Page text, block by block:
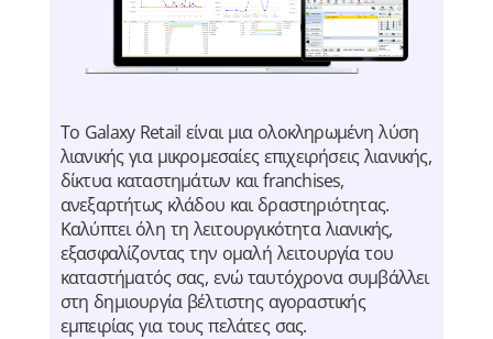
Το Galaxy Retail είναι μια ολοκληρωμένη λύση
λιανικής για μικρομεσαίες επιχειρήσεις λιανικής,
δίκτυα καταστημάτων και franchises,
ανεξαρτήτως κλάδου και δραστηριότητας.
Καλύπτει όλη τη λειτουργικότητα λιανικής,
εξασφαλίζοντας την ομαλή λειτουργία του
καταστήματός σας, ενώ ταυτόχρονα συμβάλλει
στη δημιουργία βέλτιστης αγοραστικής
εμπειρίας για τους πελάτες σας.